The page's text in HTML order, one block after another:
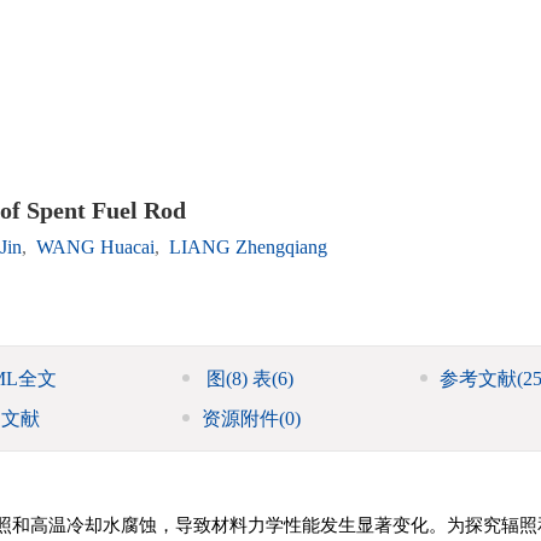
Spent Fuel Rod
, WANG Huacai, LIANG Zhengqiang
全文 图(8)表(6) 参考文献
献
资源附件(0)
高温冷却水腐蚀，导致材料力学性能发生显著变化。为探究辐